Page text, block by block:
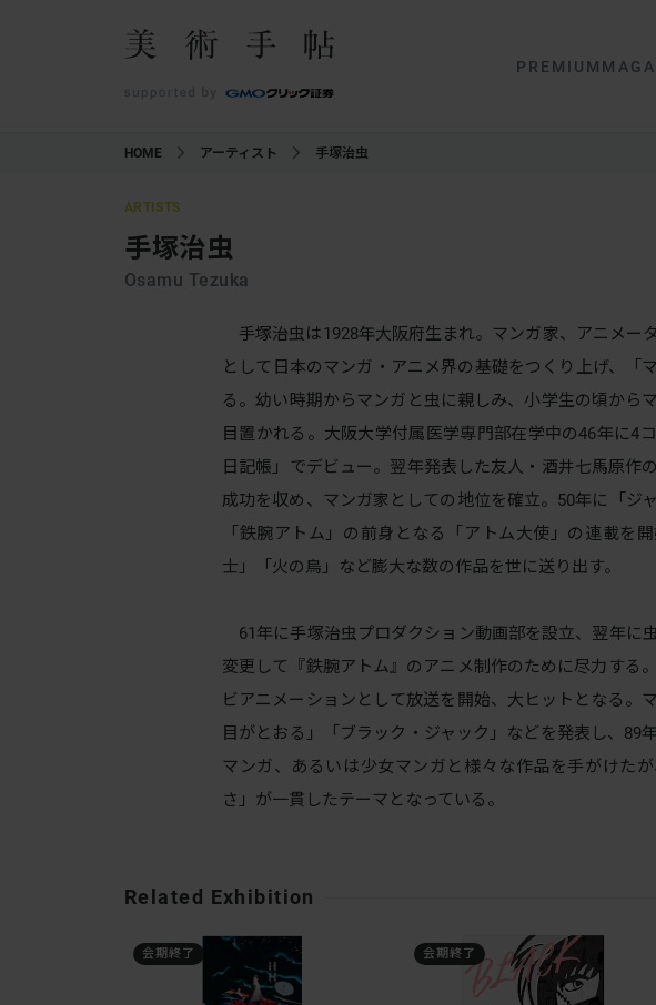
PREMIUM
HOME アーティスト 手塚治虫
ARTISTS
手塚治虫
Osamu Tezuka
手塚治虫は1928年大阪府生まれ。マンガ家、アニメー
として日本のマンガ・アニメ界の基礎をつくり上げ、「
る。幼い時期からマンガと虫に親しみ、小学生の頃から
目置かれる。大阪大学付属医学専門部在学中の46年に4
日記帳」でデビュー。翌年発表した友人・酒井七馬原作
成功を収め、マンガ家としての地位を確立。50年に「ジ
「鉄腕アトム」の前身となる「アトム大使」の連載を
士」「火の鳥」など膨大な数の作品を世に送り出す。
61年に手塚治虫プロダクション動画部を設立、翌年に
変更して『鉄腕アトム』のアニメ制作のために尽力する
ビアニメーションとして放送を開始、大ヒットとなる。
目がとおる」「ブラック・ジャック」などを発表し、89
マンガ、あるいは少女マンガと様々な作品を手がけた
さ」が一貫したテーマとなっている。
Related Exhibition
会期終了 会期終了